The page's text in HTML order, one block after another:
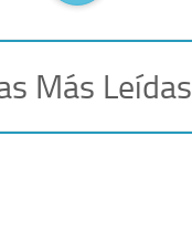
Más Leídas